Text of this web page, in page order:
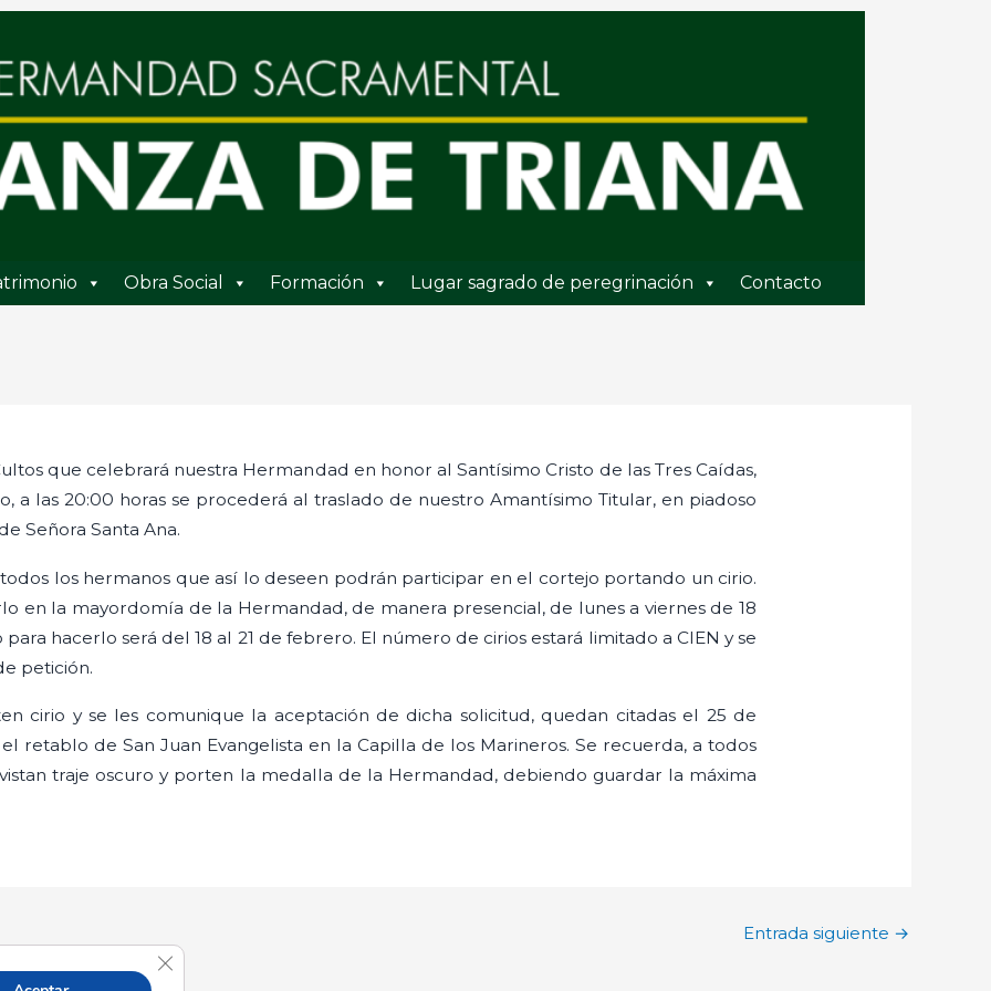
Obra Social Formación Lugar sagrado de peregrinación Contacto
que celebrará nuestra Hermandad en honor al Santísimo Cristo de las Tres Caídas,
a las 20:00 horas se procederá al traslado de nuestro Amantísimo Titular, en piadoso
Señora Santa Ana.
todos los hermanos que así lo deseen podrán participar en el cortejo portando un cirio.
en la mayordomía de la Hermandad, de manera presencial, de lunes a viernes de 18
para hacerlo será del 18 al 21 de febrero. El número de cirios estará limitado a CIEN y se
petición.
cirio y se les comunique la aceptación de dicha solicitud, quedan citadas el 25 de
retablo de San Juan Evangelista en la Capilla de los Marineros. Se recuerda, a todos
traje oscuro y porten la medalla de la Hermandad, debiendo guardar la máxima
Entrada siguiente →
Cerrar el banner de cookies RGPD